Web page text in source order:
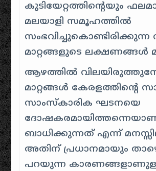
കുടിയേറ്റത്തിന്റെയും
മലയാളി സമൂഹത്തിൽ
സംഭവിച്ചുകൊണ്ടിരിക്കുന്ന
മാറ്റങ്ങളുടെ ലക്ഷണങ്ങൾ
ആഴത്തിൽ
മാറ്റങ്ങൾ കേരളത്തിന്റെ
സാംസ്കാരിക ഘടനയെ
ബാധിക്കുന്നത് എന്ന്
അതിന് പ്രധാനമായും
പറയുന്ന